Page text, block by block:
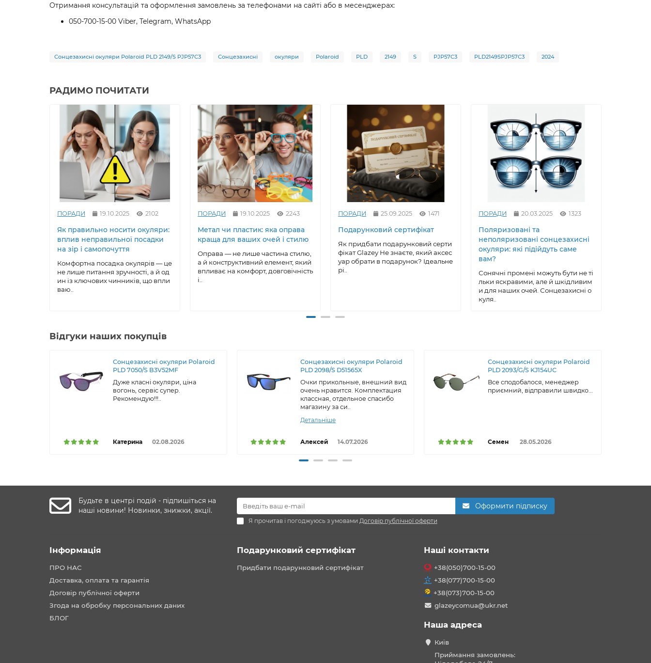
Отримання консультацій та оформлення замовлень за телефонами на сайті або в месенджерах:
050-700-15-00 Viber, Telegram, WhatsApp
Сонцезахисні окуляри Polaroid PLD 2149/S PJP57C3 Сонцезахисні окуляри Polaroid PLD 2149 S PJP57C3 PLD2149SPJP57C3 2024
РАДИМО ПОЧИТАТИ
ПОРАДИ 19.10.2025 2102
Як правильно носити окуляри:
вплив неправильної посадки
на зір і самопочуття
Комфортна посадка окулярів — це
не лише питання зручності, а й од
ин із ключових чинників, що впли
ваю..
ПОРАДИ 19.10.2025 2243
Метал чи пластик: яка оправа
краща для ваших очей і стилю
Оправа — не лише частина стилю,
а й конструктивний елемент, який
впливає на комфорт, довговічність
і..
ПОРАДИ 25.09.2025 1471
Подарунковий сертифікат
Як придбати подарунковий серти
фікат Glazey Не знаєте, який аксес
уар обрати в подарунок? Ідеальне
рі..
ПОРАДИ 20.03.2025 1323
Поляризовані та
неполяризовані сонцезахисні
окуляри: які підійдуть саме
вам?
Сонячні промені можуть бути не ті
льки яскравими, але й шкідливим
и для наших очей. Сонцезахисні о
куля..
Відгуки наших покупців
Сонцезахисні окуляри Polaroid
PLD 7050/S B3V52MF
Дуже класні окуляри, ціна
вогонь, сервіс супер.
Рекомендую!!!..
Катерина 02.08.2026
Сонцезахисні окуляри Polaroid
PLD 2098/S D51565X
Очки прикольные, внешний вид
очень нравится. Комплектация
классная, отдельное спасибо
магазину за си..
Детальніше
Алексей 14.07.2026
Сонцезахисні окуляри Polaroid
PLD 2093/G/S KJ154UC
Все сподобалося, менеджер
приємний, відправили швидко...
Семен 28.05.2026
Будьте в центрі подій - підпишіться на
наші новини! Новинки, знижки, акції.
Оформити підписку
Я прочитав і погоджуюсь з умовами Договір публічної оферти
Інформація
ПРО НАС
Доставка, оплата та гарантія
Договір публічної оферти
Згода на обробку персональних даних
БЛОГ
Подарунковий сертифікат
Придбати подарунковий сертифікат
Наші контакти
+38(050)700-15-00
+38(077)700-15-00
+38(073)700-15-00
glazeycomua@ukr.net
Наша адреса
Київ
Приймання замовлень: